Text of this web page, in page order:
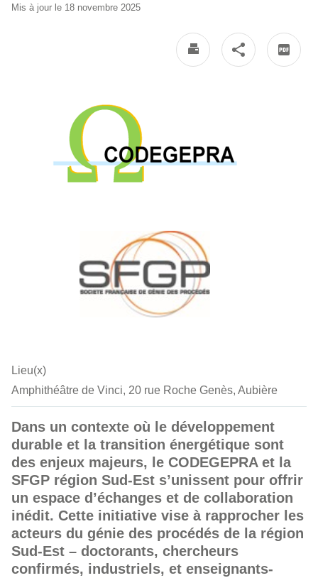
Mis à jour le 18 novembre 2025
Lieu(x)
Amphithéâtre de Vinci, 20 rue Roche Genès, Aubière
Dans un contexte où le développement
durable et la transition énergétique sont
des enjeux majeurs, le CODEGEPRA et la
SFGP région Sud-Est s’unissent pour offrir
un espace d’échanges et de collaboration
inédit. Cette initiative vise à rapprocher les
acteurs du génie des procédés de la région
Sud-Est – doctorants, chercheurs
confirmés, industriels, et enseignants-